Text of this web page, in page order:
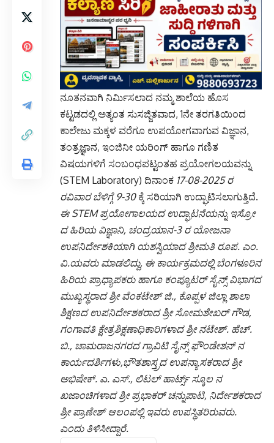
ನೂತನವಾಗಿ ನಿರ್ಮಿಸಲಾದ ನಮ್ಮ ಶಾಲೆಯ ಹೊಸ
ಕಟ್ಟಡದಲ್ಲಿ ಅತ್ಯಂತ ಸುಸಜ್ಜಿತವಾದ, 1ನೇ ತರಗತಿಯಿಂದ
ಕಾಲೇಜು ಮಕ್ಕಳ ವರೆಗೂ ಉಪಯೋಗವಾಗುವ ವಿಜ್ಞಾನ,
ತಂತ್ರಜ್ಞಾನ, ಇಂಜಿನೀ ಯರಿಂಗ್ ಹಾಗೂ ಗಣಿತ
ವಿಷಯಗಳಿಗೆ ಸಂಬಂಧಪಟ್ಟಂತಹ ಪ್ರಯೋಗಲಯವನ್ನು
(STEM Laboratory) ದಿನಾಂಕ 17-08-2025 ರ
ರವಿವಾರ ಬೆಳಿಗ್ಗೆ 9-30ಕ್ಕೆ ಸರಿಯಾಗಿ ಉದ್ಘಾಟಿಸಲಾಗುತ್ತಿದೆ.
ಈ STEM ಪ್ರಯೋಗಾಲಯದ ಉದ್ಘಾಟನೆಯನ್ನು ಇಸ್ರೋ
ದ ಹಿರಿಯ ವಿಜ್ಞಾನಿ, ಚಂದ್ರಯಾನ-3 ರ ಯೋಜನಾ
ಉಪನಿರ್ದೇಶಕಿಯಾಗಿ ಯಶಸ್ವಿಯಾದ ಶ್ರೀಮತಿ ರೂಪ. ಎಂ.
ವಿ.ಯವರು ಮಾಡಲಿದ್ದು, ಈ ಕಾರ್ಯಕ್ರಮದಲ್ಲಿ ಬೆಂಗಳೂರಿನ
ಹಿರಿಯ ಪ್ರಾಧ್ಯಾಪಕರು ಹಾಗೂ ಕಂಪ್ಯೂಟರ್ ಸೈನ್ಸ್ ವಿಭಾಗದ
ಮುಖ್ಯಸ್ಥರಾದ ಶ್ರೀ ವೆಂಕಟೇಶ್ ಜಿ., ಕೊಪ್ಪಳ ಜಿಲ್ಲಾ ಶಾಲಾ
ಶಿಕ್ಷಣದ ಉಪನಿರ್ದೇಶಕರಾದ ಶ್ರೀ ಸೋಮಶೇಖರ್ ಗೌಡ,
ಗಂಗಾವತಿ ಕ್ಷೇತ್ರಶಿಕ್ಷಣಾಧಿಕಾರಿಗಳಾದ ಶ್ರೀ ನಟೇಶ್. ಹೆಚ್.
ಬಿ., ಚಾಮರಾಜನಗರದ ಗ್ರಾವಿಟಿ ಸೈನ್ಸ್ ಫೌಂಡೇಶನ್ ನ
ಕಾರ್ಯದರ್ಶಿಗಳು,ಭೌತಶಾಸ್ತ್ರದ ಉಪನ್ಯಾಸಕರಾದ ಶ್ರೀ
ಅಭಿಷೇಕ್. ಎ. ಎಸ್., ಲಿಟಲ್ ಹಾರ್ಟ್ಸ್ ಸ್ಕೂಲ ನ
ಖಜಾಂಚಿಗಳಾದ ಶ್ರೀ ಪ್ರಭಾಕರ್ ಚನ್ನುಪಾಟಿ, ನಿರ್ದೇಶಕರಾದ
ಶ್ರೀ ಪ್ರಾಣೇಶ್ ಆಲಂಪಲ್ಲಿ ಇವರು ಉಪಸ್ಥಿತರಿರುವರು.
ಎಂದು ತಿಳಿಸೀದ್ದಾರೆ.